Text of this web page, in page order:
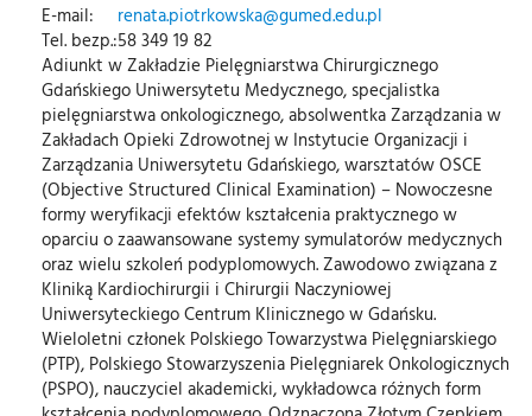
E-mail:
renata.piotrkowska@gumed.edu.pl
Tel. bezp.:58 349 19 82
Adiunkt w Zakładzie Pielęgniarstwa Chirurgicznego
Gdańskiego Uniwersytetu Medycznego, specjalistka
pielęgniarstwa onkologicznego, absolwentka Zarządzania w
Zakładach Opieki Zdrowotnej w Instytucie Organizacji i
Zarządzania Uniwersytetu Gdańskiego, warsztatów OSCE
(Objective Structured Clinical Examination) – Nowoczesne
formy weryfikacji efektów kształcenia praktycznego w
oparciu o zaawansowane systemy symulatorów medycznych
oraz wielu szkoleń podyplomowych. Zawodowo związana z
Kliniką Kardiochirurgii i Chirurgii Naczyniowej
Uniwersyteckiego Centrum Klinicznego w Gdańsku.
Wieloletni członek Polskiego Towarzystwa Pielęgniarskiego
(PTP), Polskiego Stowarzyszenia Pielęgniarek Onkologicznych
(PSPO), nauczyciel akademicki, wykładowca różnych form